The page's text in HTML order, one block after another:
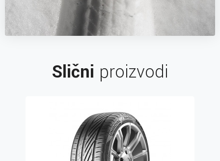
Slični proizvodi